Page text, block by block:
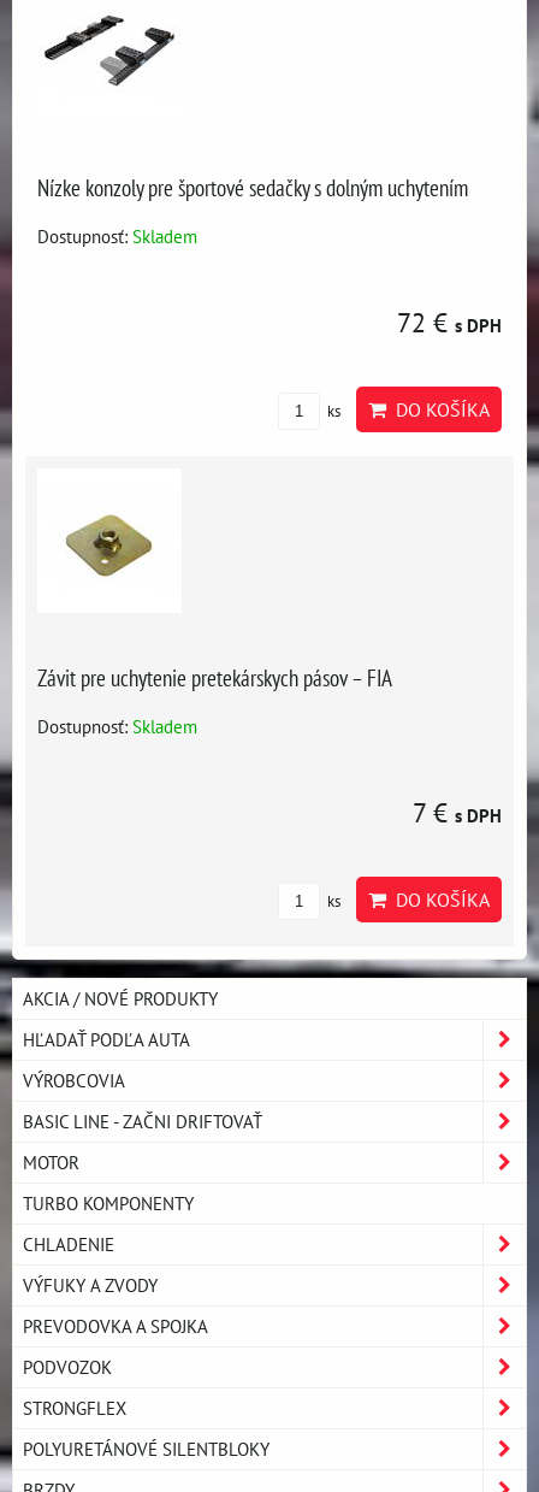
Nízke konzoly pre športové sedačky s dolným uchytením
Dostupnosť: Skladem
72 € s DPH
ks DO KOŠÍKA
Závit pre uchytenie pretekárskych pásov – FIA
Dostupnosť: Skladem
7 € s DPH
ks DO KOŠÍKA
AKCIA / NOVÉ PRODUKTY
HĽADAŤ PODĽA AUTA
VÝROBCOVIA
BASIC LINE - ZAČNI DRIFTOVAŤ
MOTOR
TURBO KOMPONENTY
CHLADENIE
VÝFUKY A ZVODY
PREVODOVKA A SPOJKA
PODVOZOK
STRONGFLEX
POLYURETÁNOVÉ SILENTBLOKY